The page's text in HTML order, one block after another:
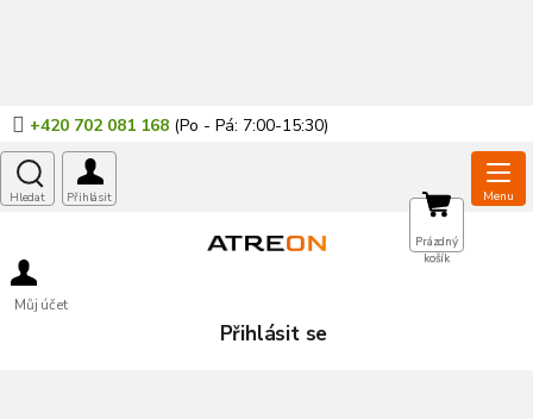
+420 702 081 168
Můj účet
Přihlásit se
NÁKUPNÍ
KOŠÍK
Prázdný
košík